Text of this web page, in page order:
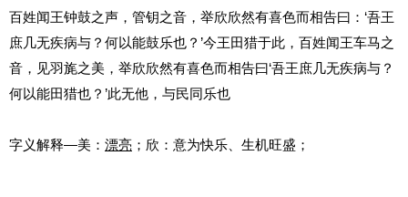
百姓闻王钟鼓之声，管钥之音，举欣欣然有喜色而相告曰：‘吾王
庶几无疾病与？何以能鼓乐也？’今王田猎于此，百姓闻王车马之
音，见羽旄之美，举欣欣然有喜色而相告曰‘吾王庶几无疾病与？
何以能田猎也？’此无他，与民同乐也
字义解释—美： 漂亮 ；欣：意为快乐、生机旺盛；